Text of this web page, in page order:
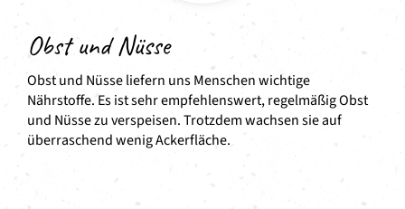
Obst und Nüsse
Obst und Nüsse liefern uns Menschen wichtige
Nährstoffe. Es ist sehr empfehlenswert, regelmäßig Obst
und Nüsse zu verspeisen. Trotzdem wachsen sie auf
überraschend wenig Ackerfläche.